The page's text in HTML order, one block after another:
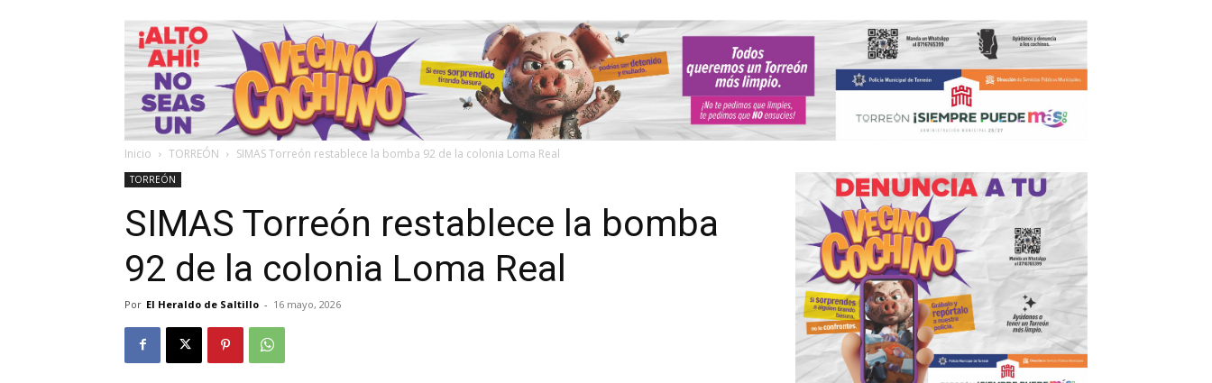
Inicio TORREÓN SIMAS Torreón restablece la bomba 92 de la colonia Loma Real
TORREÓN
SIMAS Torreón restablece la bomba
92 de la colonia Loma Real
Por El Heraldo de Saltillo - 16 mayo, 2026